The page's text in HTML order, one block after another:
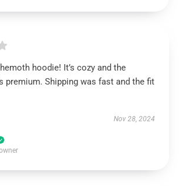
hoodie! It’s cozy and the
premium. Shipping was fast and the fit
Nov 28, 2024